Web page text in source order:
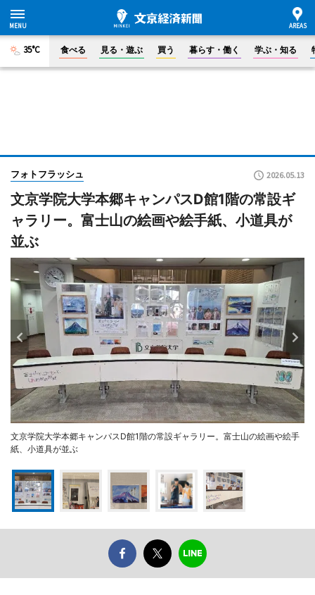
35°C 食べる 見る・遊ぶ 買う 暮らす・働く 学ぶ・知る
フォトフラッシュ 2026.05.13
文京学院大学本郷キャンパスD館1階の常設ギ
ャラリー。富士山の絵画や絵手紙、小道具が
並ぶ
文京学院大学本郷キャンパスD館1階の常設ギャラリー。富士山の絵画や絵手
紙、小道具が並ぶ